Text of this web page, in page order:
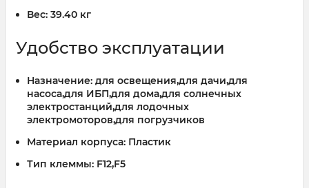
Вес: 39.40 кг
Удобство эксплуатации
Назначение: для освещения,для дачи,для
насоса,для ИБП,для дома,для солнечных
электростанций,для лодочных
электромоторов,для погрузчиков
Материал корпуса: Пластик
Тип клеммы: F12,F5